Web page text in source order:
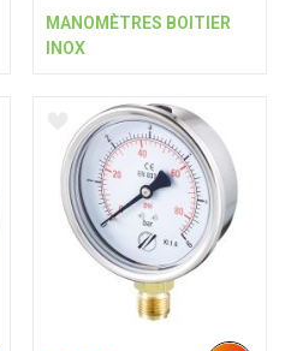
MANOMÈTRES BOITIER
INOX